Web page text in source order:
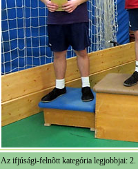
Az ifjúsági-felnõtt kategória legjobbjai: